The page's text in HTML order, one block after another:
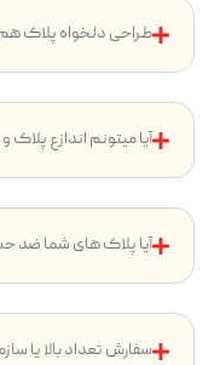
طراحی دلخواه پلاک
آیا میتونم اندازع
آیا پلاک های شما ضد
سفارش تعداد بالا یا